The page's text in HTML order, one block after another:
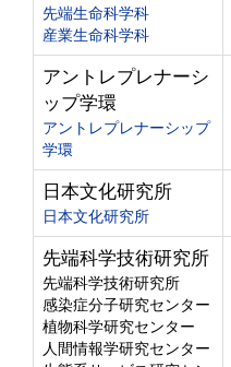
先端生命科学科
産業生命科学科
アントレプレナーシ
ップ学環
アントレプレナーシップ
学環
日本文化研究所
日本文化研究所
先端科学技術研究所
先端科学技術研究所
感染症分子研究センター
植物科学研究センター
人間情報学研究センター